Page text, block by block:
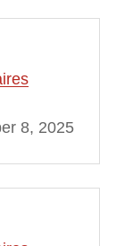
8, 2025